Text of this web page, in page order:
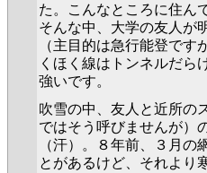
た。こんなところに住ん
そんな中、大学の友人が
（主目的は急行能登です
くほく線はトンネルだら
強いです。
吹雪の中、友人と近所の
ではそう呼びませんが）
（汗）。８年前、３月の
とがあるけど、それより